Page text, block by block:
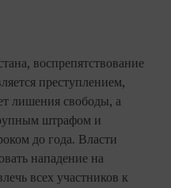
воспрепятствование
преступлением,
лишения свободы, а
штрафом и
до года. Власти
нападение на
всех участников к